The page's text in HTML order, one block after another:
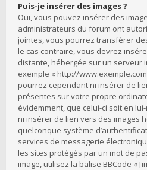
Puis-je insérer des images ?
Oui, vous pouvez insérer des
administrateurs du forum ont
jointes, vous pourrez transférer
le cas contraire, vous devrez
distante, hébergée sur un serveur
exemple « http://
pourrez cependant ni insérer de
présentes sur votre propre
évidemment, que celui-ci soit en
ni insérer de lien vers des images
quelconque système
services de messagerie
les sites protégés par un mot de
image, utilisez la balise BBCode «